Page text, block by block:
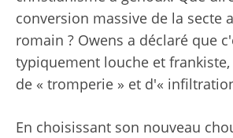
conversion massive de la secte
romain ? Owens a déclaré que
typiquement louche et
de « tromperie » et d'«
En choisissant son nouveau